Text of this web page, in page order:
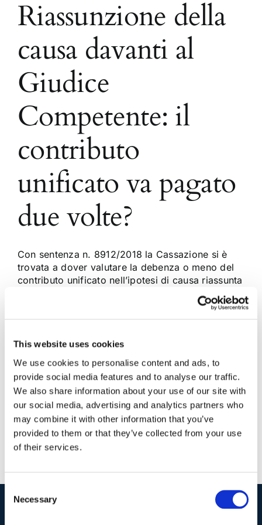
This website uses cookies
We use cookies to personalise content and ads, to
provide social media features and to analyse our traffic.
We also share information about your use of our site with
our social media, advertising and analytics partners who
may combine it with other information that you’ve
provided to them or that they’ve collected from your use
of their services.
Consent
Selection
Necessary
Riassunzione della
causa davanti al
Giudice
Competente: il
contributo
unificato va pagato
due volte?
Con sentenza n. 8912/2018 la Cassazione si è
trovata a dover valutare la debenza o meno del
contributo unificato nell’ipotesi di causa riassunta
di fronte il Tribunale a seguito di dichiarazione di
22 Aprile 2018 | Articoli,Diritto civile
Commenti
Continua a leggere